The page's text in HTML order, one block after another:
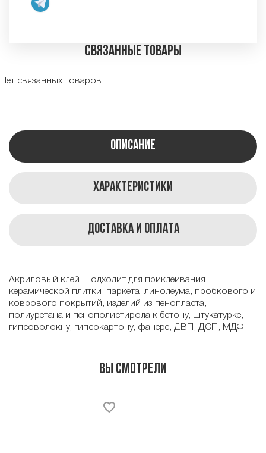
Связанные товары
Нет связанных товаров.
Описание
Характеристики
Доставка и оплата
Акриловый клей. Подходит для приклеивания
керамической плитки, паркета, линолеума, пробкового и
коврового покрытий, изделий из пенопласта,
полиуретана и пенополистирола к бетону, штукатурке,
гипсоволокну, гипсокартону, фанере, ДВП, ДСП, МДФ.
Вы смотрели